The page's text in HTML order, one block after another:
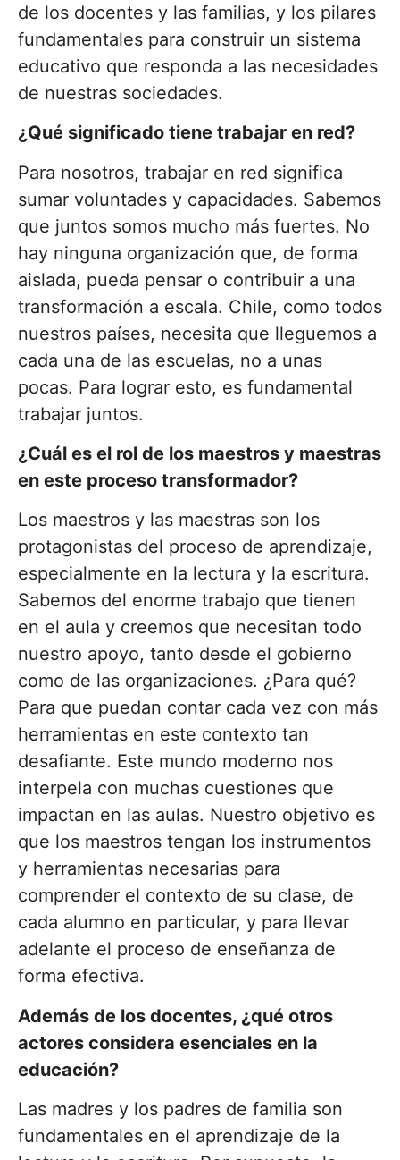
de los docentes y las familias, y los pilares
fundamentales para construir un sistema
educativo que responda a las necesidades
de nuestras sociedades.
¿Qué significado tiene trabajar en red?
Para nosotros, trabajar en red significa
sumar voluntades y capacidades. Sabemos
que juntos somos mucho más fuertes. No
hay ninguna organización que, de forma
aislada, pueda pensar o contribuir a una
transformación a escala. Chile, como todos
nuestros países, necesita que lleguemos a
cada una de las escuelas, no a unas
pocas. Para lograr esto, es fundamental
trabajar juntos.
¿Cuál es el rol de los maestros y maestras
en este proceso transformador?
Los maestros y las maestras son los
protagonistas del proceso de aprendizaje,
especialmente en la lectura y la escritura.
Sabemos del enorme trabajo que tienen
en el aula y creemos que necesitan todo
nuestro apoyo, tanto desde el gobierno
como de las organizaciones. ¿Para qué?
Para que puedan contar cada vez con más
herramientas en este contexto tan
desafiante. Este mundo moderno nos
interpela con muchas cuestiones que
impactan en las aulas. Nuestro objetivo es
que los maestros tengan los instrumentos
y herramientas necesarias para
comprender el contexto de su clase, de
cada alumno en particular, y para llevar
adelante el proceso de enseñanza de
forma efectiva.
Además de los docentes, ¿qué otros
actores considera esenciales en la
educación?
Las madres y los padres de familia son
fundamentales en el aprendizaje de la